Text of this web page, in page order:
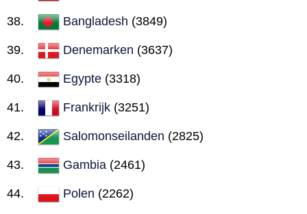
Bangladesh (3849)
Denemarken (3637)
Egypte (3318)
Frankrijk (3251)
Salomonseilanden (2825)
Gambia (2461)
Polen (2262)